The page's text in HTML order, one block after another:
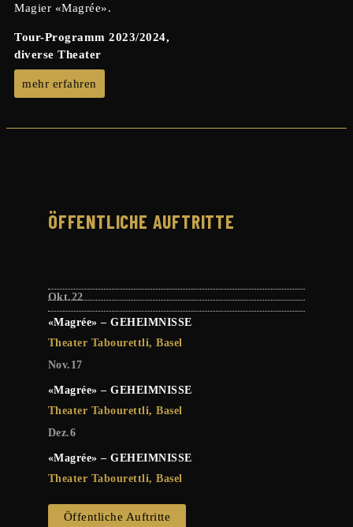
Magier «Magrée».
Tour-Programm 2023/2024,
diverse Theater
mehr erfahren
ÖFFENTLICHE AUFTRITTE
Okt.22
«Magrée» – GEHEIMNISSE
Theater Tabourettli, Basel
Nov. 17
«Magrée» – GEHEIMNISSE
Theater Tabourettli, Basel
Dez.6
«Magrée» – GEHEIMNISSE
Theater Tabourettli, Basel
Öffentliche Auftritte